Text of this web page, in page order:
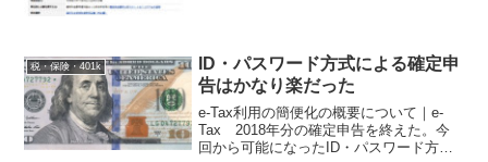
ついでにしておいた。
税・保険・401k
ID・パスワード方式による確定申
告はかなり楽だった
e-Tax利用の簡便化の概要について｜e-
Tax 2018年分の確定申告を終えた。今
回から可能になったID・パスワード方式